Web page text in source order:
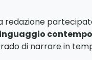
redazione
di narrare in